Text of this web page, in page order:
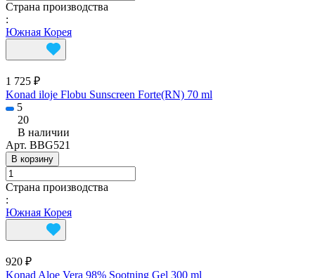
Страна производства
:
Южная Корея
1 725 ₽
Konad iloje Flobu Sunscreen Forte(RN) 70 ml
5
20
В наличии
Арт. BBG521
В корзину
Страна производства
:
Южная Корея
920 ₽
Konad Aloe Vera 98% Sootning Gel 300 ml